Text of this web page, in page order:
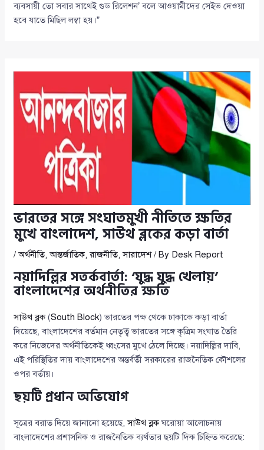
ব্যবসায়ী তো সবার সাথেই গুড রিলেশন’ বলে আওয়ামীদের সেইভ দেওয়া
হবে যাতে মিছিল লম্বা হয়।”
ভারতের সঙ্গে সংঘাতমুখী নীতিতে ক্ষতির
মুখে বাংলাদেশ, সাউথ ব্লকের কড়া বার্তা
/অর্থনীতি,আন্তর্জাতিক,রাজনীতি,সারাদেশ/ By Desk Report
নয়াদিল্লির সতর্কবার্তা: ‘যুদ্ধ যুদ্ধ খেলায়’
বাংলাদেশের অর্থনীতির ক্ষতি
সাউথ ব্লক(South Block) ভারতের পক্ষ থেকে ঢাকাকে কড়া বার্তা
দিয়েছে, বাংলাদেশের বর্তমান নেতৃত্ব ভারতের সঙ্গে কৃত্রিম সংঘাত তৈরি
করে নিজেদের অর্থনীতিকেই ধ্বংসের মুখে ঠেলে দিচ্ছে। নয়াদিল্লির দাবি,
এই পরিস্থিতির দায় বাংলাদেশের অন্তর্বর্তী সরকারের রাজনৈতিক কৌশলের
ওপর বর্তায়।
ছয়টি প্রধান অভিযোগ
সূত্রের বরাত দিয়ে জানানো হয়েছে,সাউথ ব্লকঘরোয়া আলোচনায়
বাংলাদেশের প্রশাসনিক ও রাজনৈতিক ব্যর্থতার ছয়টি দিক চিহ্নিত করেছে: